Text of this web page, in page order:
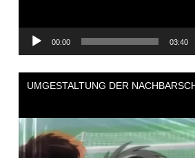
00:00 03:40